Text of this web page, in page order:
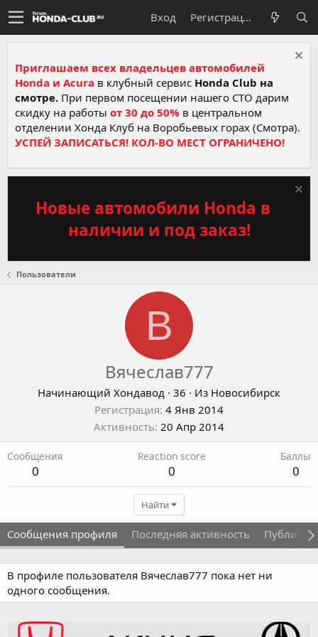
Вход Регистрация
Приглашаем всех владельцев автомобилей
Honda и Acura в клубный сервис Honda Club на
смотре. При первом посещении нашего СТО дарим
скидку на работы от 30 до 50% в центральном
отделении Хонда Клуб на Воробьевых горах (Смотра).
УСПЕЙ ЗАПИСАТЬСЯ! КОЛ-ВО МЕСТ ОГРАНИЧЕНО!
Новые автомобили Honda в
наличии и под заказ!
Пользователи
В
Вячеслав777
Начинающий Хондавод · 36 · Из Новосибирск
Регистрация 4 Янв 2014
Активность 20 Апр 2014
Сообщения
0
Reaction score
0
Баллы
0
Найти
Сообщения профиля Последняя активность
В профиле пользователя Вячеслав777 пока нет ни
одного сообщения.